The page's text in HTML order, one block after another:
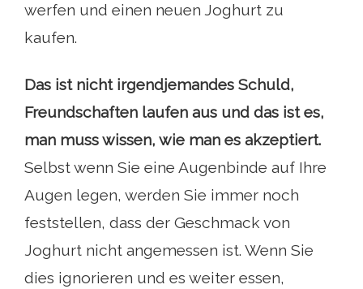
werfen und einen neuen Joghurt zu
kaufen.
Das ist nicht irgendjemandes Schuld,
Freundschaften laufen aus und das ist es,
man muss wissen, wie man es akzeptiert.
Selbst wenn Sie eine Augenbinde auf Ihre
Augen legen, werden Sie immer noch
feststellen, dass der Geschmack von
Joghurt nicht angemessen ist. Wenn Sie
dies ignorieren und es weiter essen,